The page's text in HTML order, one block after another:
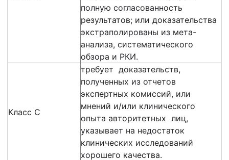
полную согласованность
результатов; или доказательства
экстраполированы из мета-
анализа, систематического
обзора и РКИ.
Класс С
требует доказательств,
полученных из отчетов
экспертных комиссий, или
мнений и/или клинического
опыта авторитетных лиц,
указывает на недостаток
клинических исследований
хорошего качества.